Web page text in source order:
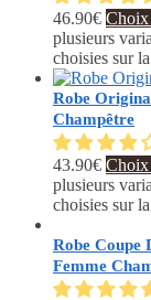
46.90€ Choix
plusieurs
choisies sur
Robe
Champêtre
43.90€ Choix
plusieurs
choisies sur
Robe Coupe
Femme